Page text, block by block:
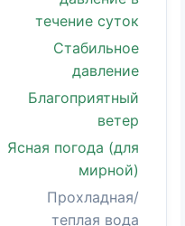
течение суток
Стабильное
давление
Благоприятный
ветер
Ясная погода (для
мирной)
Прохладная/
теплая вода